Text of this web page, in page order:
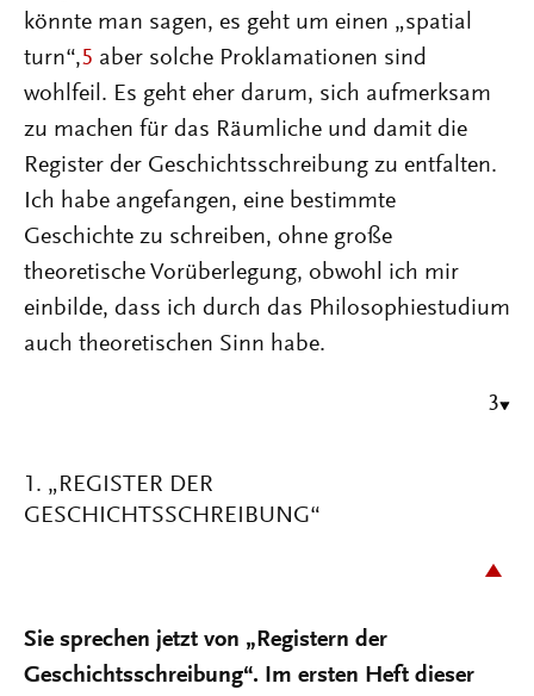
könnte man sagen, es geht um einen „spatial
turn“,5 aber solche Proklamationen sind
wohlfeil. Es geht eher darum, sich aufmerksam
zu machen für das Räumliche und damit die
Register der Geschichtsschreibung zu entfalten.
Ich habe angefangen, eine bestimmte
Geschichte zu schreiben, ohne große
theoretische Vorüberlegung, obwohl ich mir
einbilde, dass ich durch das Philosophiestudium
auch theoretischen Sinn habe.
3
1. „REGISTER DER
GESCHICHTSSCHREIBUNG“
Sie sprechen jetzt von „Registern der
Geschichtsschreibung“. Im ersten Heft dieser